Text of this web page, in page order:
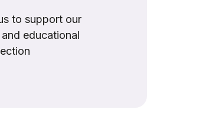
to support our
educational